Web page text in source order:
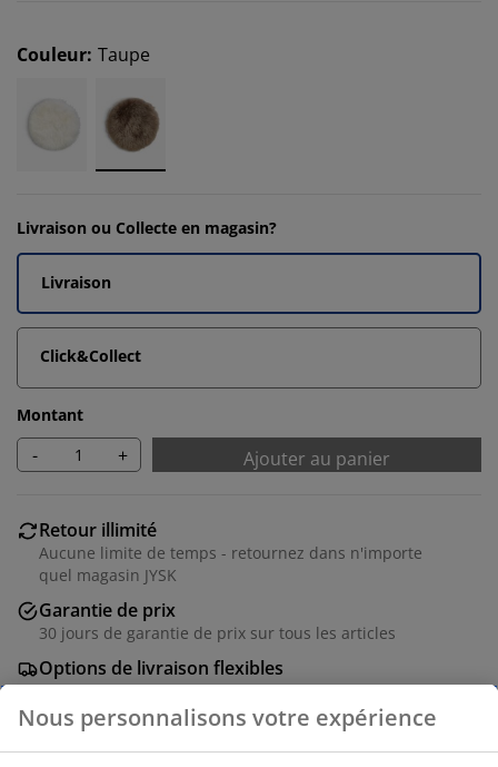
Couleur: Taupe
Livraison ou Collecte en magasin?
Livraison
Click&Collect
Montant
- + Ajouter au panier
Retour illimité
Aucune limite de temps - retournez dans n'importe
quel magasin JYSK
Garantie de prix
30 jours de garantie de prix sur tous les articles
Options de livraison flexibles
Livraison rapide et facile
Nous personnalisons votre expérience